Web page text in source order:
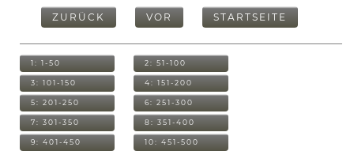
ZURÜCK VOR STARTSEITE
1: 1-50 2: 51-100
3: 101-150 4: 151-200
5: 201-250 6: 251-300
7: 301-350 8: 351-400
9: 401-450 10: 451-500